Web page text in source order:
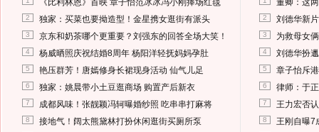
《比利林恩》首映 章子怡范冰冰冯小刚捧场红毯
2 独家：买菜也要拗造型！金星携女逛街有派头
3 京东和奶茶哪个更重要？刘强东的回答全场大笑！
4 杨威晒照庆祝结婚8周年 杨阳洋轻抚妈妈孕肚
5 艳压群芳！唐嫣修身长裙现身活动 仙气儿足
6 独家：姚晨带小土豆逛商场 购置产后新衣
7 成都风味！张靓颖冯轲曝婚纱照 吃串串打麻将
8 接地气！阔太熊黛林打扮休闲逛街买厕所泵
董卿：这
2 刘德华新
3 为救母女
4 刘德华扮
5 章子怡斥
6 律师：于
7 王力宏否
8 王刚自曝7